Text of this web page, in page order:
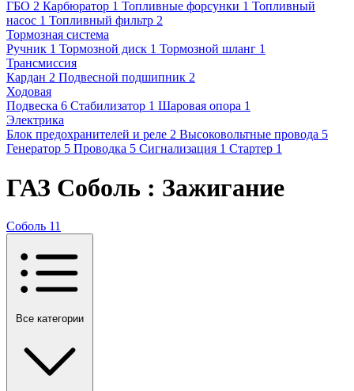
ГБО 2 Карбюратор 1 Топливные форсунки 1 Топливный
насос 1 Топливный фильтр 2
Тормозная система
Ручник 1 Тормозной диск 1 Тормозной шланг 1
Трансмиссия
Кардан 2 Подвесной подшипник 2
Ходовая
Подвеска 6 Стабилизатор 1 Шаровая опора 1
Электрика
Блок предохранителей и реле 2 Высоковольтные провода 5
Генератор 5 Проводка 5 Сигнализация 1 Стартер 1
ГАЗ Соболь : Зажигание
Соболь 11
Все категории